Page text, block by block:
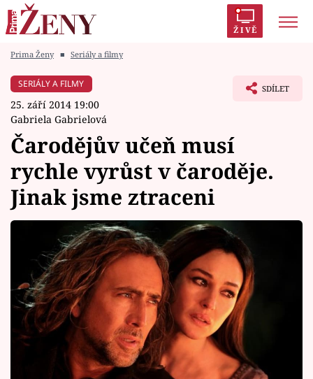
ŽIVĚ
Módní alarm
Témata
Celebrity
Vztahy
Seriály
Horoskopy
Sledujte prima+
Prima Ženy ■ Seriály a filmy
SERIÁLY A FILMY
25. září 2014 19:00
Gabriela Gabrielová
SDÍLET
Čarodějův učeň musí
rychle vyrůst v čaroděje.
Jinak jsme ztraceni